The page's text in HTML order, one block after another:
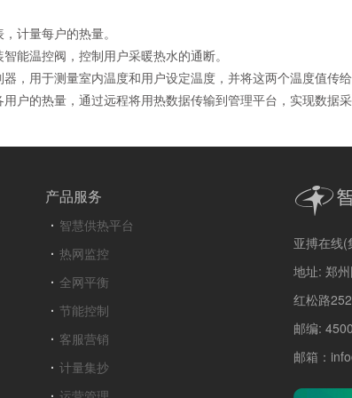
计量每户的热量。
能温控阀，控制用户采暖热水的通断。
，用于测量室内温度和用户设定温度，并将这两个温度值传给
户的热量，通过远程将用热数据传输到管理平台，实现数据